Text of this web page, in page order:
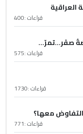
العراقية
قراءات :400
صفَر…تمرّ...
قراءات :575
قراءات :1730
معها؟
قراءات :771